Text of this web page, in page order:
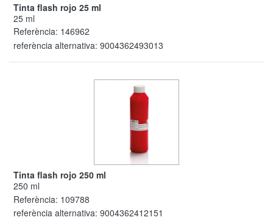
Tinta flash rojo 25 ml
25 ml
Referència: 146962
referència alternativa: 9004362493013
Tinta flash rojo 250 ml
250 ml
Referència: 109788
referència alternativa: 9004362412151